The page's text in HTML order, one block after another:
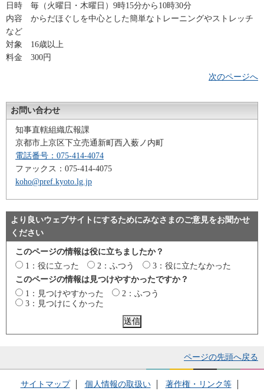
日時 毎（火曜日・木曜日）9時15分から10時30分
内容 からだほぐしを中心とした簡単なトレーニングやストレッチ
など
対象 16歳以上
料金 300円
次のページへ
お問い合わせ
知事直轄組織広報課
京都市上京区下立売通新町西入薮ノ内町
電話番号：075-414-4074
ファックス：075-414-4075
koho@pref.kyoto.lg.jp
より良いウェブサイトにするためにみなさまのご意見をお聞かせ
ください
このページの情報は役に立ちましたか？
1：役に立った
2：ふつう
3：役に立たなかった
このページの情報は見つけやすかったですか？
1：見つけやすかった
2：ふつう
3：見つけにくかった
ページの先頭へ戻る
サイトマップ 個人情報の取扱い 著作権・リンク等